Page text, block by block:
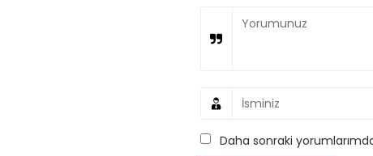
Daha sonraki